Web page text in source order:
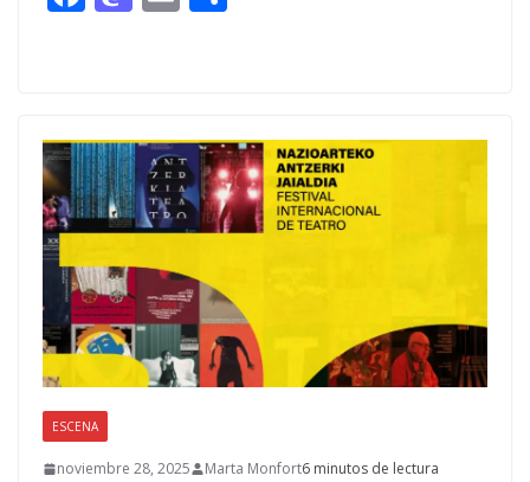
o
o
k
o
n
ar
ti
r
ESCENA
noviembre 28, 2025 Marta Monfort6 minutos de lectura